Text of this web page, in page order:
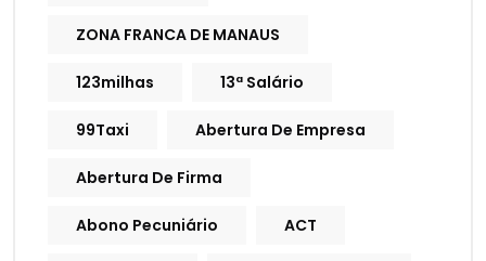
ZONA FRANCA DE MANAUS
123milhas 13ª Salário
99Taxi Abertura De Empresa
Abertura De Firma
Abono Pecuniário ACT